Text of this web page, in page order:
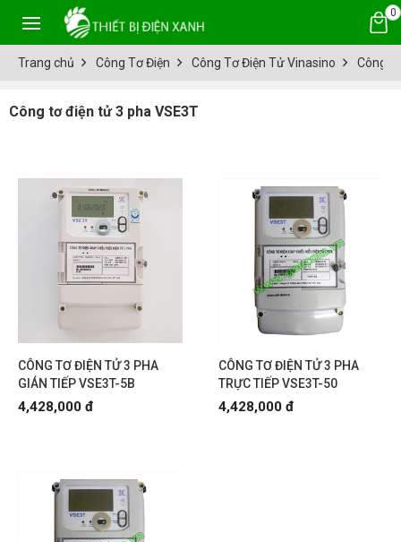
0
Trang chủ Công Tơ Điện Công Tơ Điện Tử Vinasino Công
Công tơ điện tử 3 pha VSE3T
CÔNG TƠ ĐIỆN TỬ 3 PHA
GIÁN TIẾP VSE3T-5B
4,428,000 đ
CÔNG TƠ ĐIỆN TỬ 3 PHA
TRỰC TIẾP VSE3T-50
4,428,000 đ